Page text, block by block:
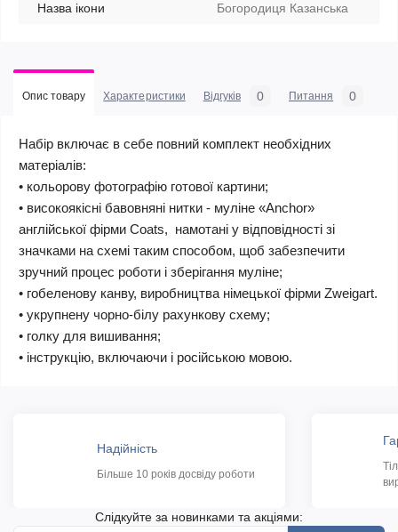
Назва ікони Богородиця Казанська
Опис товару Характеристики Відгуків 0 Питання 0
Набір включає в себе повний комплект необхідних
матеріалів:
• кольорову фотографію готової картини;
• високоякісні бавовняні нитки - муліне «Anchor»
англійської фірми Coats, намотані у відповідності зі
значками на схемі таким способом, щоб забезпечити
зручний процес роботи і зберігання муліне;
• гобеленову канву, виробництва німецької фірми Zweigart.
• укрупнену чорно-білу рахункову схему;
• голку для вишивання;
• інструкцію, включаючи і російською мовою.
Надійність
Більше 10 років досвіду роботи
Слідкуйте за новинками та акціями: